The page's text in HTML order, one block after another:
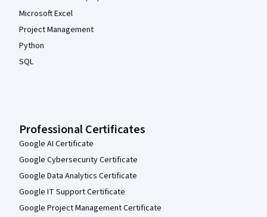
Microsoft Excel
Project Management
Python
SQL
Professional Certificates
Google AI Certificate
Google Cybersecurity Certificate
Google Data Analytics Certificate
Google IT Support Certificate
Google Project Management Certificate